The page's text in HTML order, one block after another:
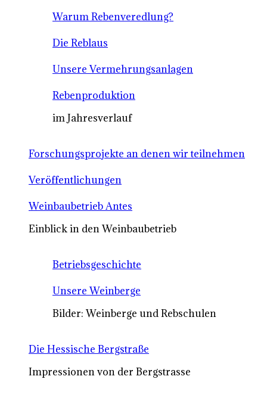
Warum Rebenveredlung?
Die Reblaus
Unsere Vermehrungsanlagen
Rebenproduktion
im Jahresverlauf
Forschungsprojekte an denen wir teilnehmen
Veröffentlichungen
Weinbaubetrieb Antes
Einblick in den Weinbaubetrieb
Betriebsgeschichte
Unsere Weinberge
Bilder: Weinberge und Rebschulen
Die Hessische Bergstraße
Impressionen von der Bergstrasse